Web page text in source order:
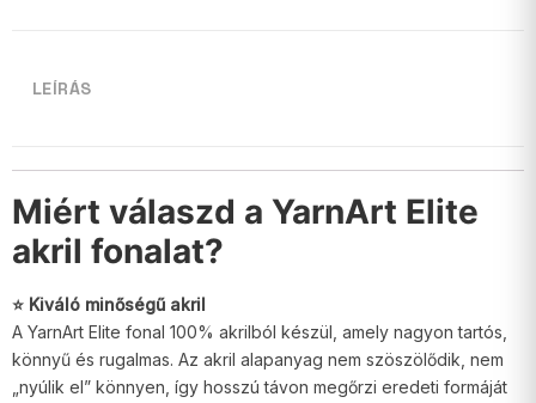
LEÍRÁS
Miért válaszd a YarnArt Elite
akril fonalat?
⭐ Kiváló minőségű akril
A YarnArt Elite fonal 100% akrilból készül, amely nagyon tartós,
könnyű és rugalmas. Az akril alapanyag nem szöszölődik, nem
„nyúlik el” könnyen, így hosszú távon megőrzi eredeti formáját